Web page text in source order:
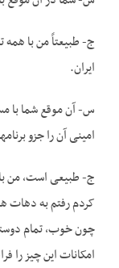
ج- طبیعتاً من با
ایران.
س- آن موقع شما با
امینی آن را جزو
ج- طبیعی است، من با
کردم رفتم به دهات
چون خوب، تمام
امکانات این چیز را